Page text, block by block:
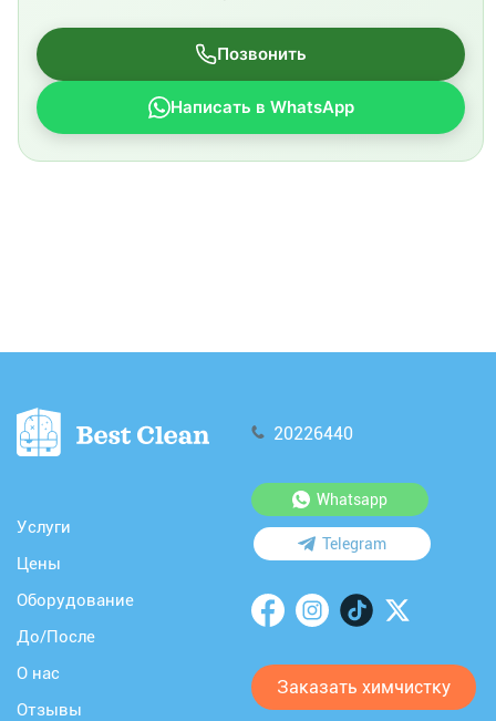
Позвонить
Написать в WhatsApp
Услуги
Цены
Оборудование
До/После
О нас
Отзывы
20226440
Whatsapp
Telegram
Заказать химчистку